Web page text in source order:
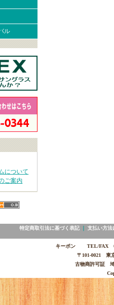
ル
について
ご案内
特定商取引法に基づく表記｜ 支払い方法
キーポン TEL/FAX
〒101-0021 東
古物商許可証